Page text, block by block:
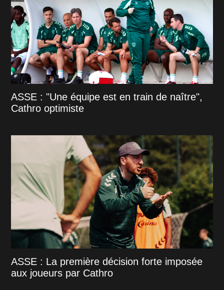
ASSE : "Une équipe est en train de naître",
Cathro optimiste
ASSE : La première décision forte imposée
aux joueurs par Cathro